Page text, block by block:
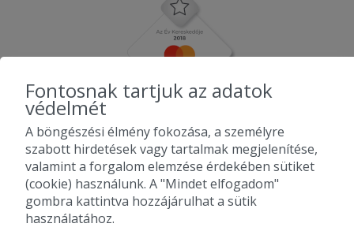
Fontosnak tartjuk az adatok
védelmét
A böngészési élmény fokozása, a személyre
szabott hirdetések vagy tartalmak megjelenítése,
valamint a forgalom elemzése érdekében sütiket
(cookie) használunk. A "Mindet elfogadom"
gombra kattintva hozzájárulhat a sütik
használatához.